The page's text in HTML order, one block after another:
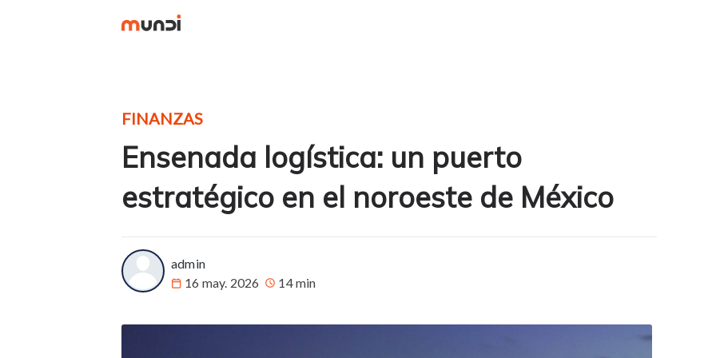
FINANZAS
Ensenada logística: un puerto
estratégico en el noroeste de México
admin
16 may. 2026
14 min